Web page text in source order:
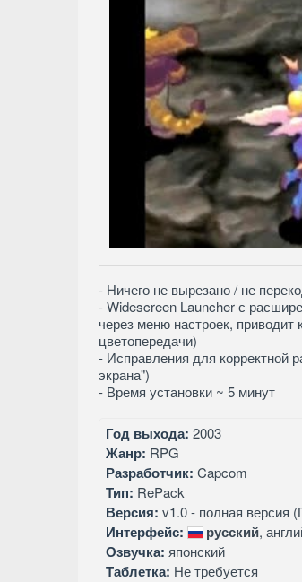
- Ничего не вырезано / не
- Widescreen Launcher с
через меню настроек,
цветопередачи)
- Исправления для корректной
экрана")
- Время установки ~ 5 минут
Год выхода: 2003
Жанр: RPG
Разработчик: Capcom
Тип: RePack
Версия: v1.0 - полная версия
Интерфейс: русский,
Озвучка: японский
Таблетка: Не требуется